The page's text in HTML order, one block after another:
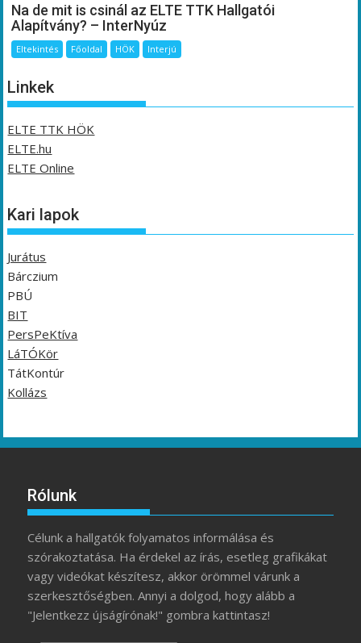
Na de mit is csinál az ELTE TTK Hallgatói
Alapítvány? – InterNyúz
Eltekintés Főoldal HÖK Interjú
Linkek
ELTE TTK HÖK
ELTE.hu
ELTE Online
Kari lapok
Jurátus
Bárczium
PBÚ
BIT
PersPeKtíva
LáTÓKör
TátKontúr
Kollázs
Rólunk
Célunk a hallgatók folyamatos informálása és
szórakoztatása. Ha érdekel az írás, esetleg grafikákat
vagy videókat készítesz, akkor örömmel várunk a
szerkesztőségben. Annyi a dolgod, hogy alább a
"Jelentkezz újságírónak!" gombra kattintasz!